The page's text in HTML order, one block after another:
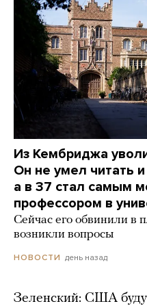
Из Кембриджа
Он не умел читать
а в 37 стал самым
профессором в
Сейчас его обвинили в
возникли вопросы
НОВОСТИ день назад
Зеленский: США